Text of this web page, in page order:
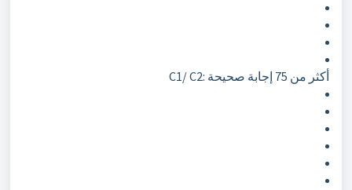
C1/ C2: أكثر من 75 إجابة صحيحة